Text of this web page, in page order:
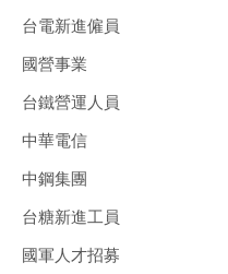
台電新進僱員
國營事業
台鐵營運人員
中華電信
中鋼集團
台糖新進工員
國軍人才招募